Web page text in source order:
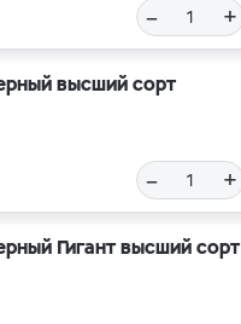
– +
высший сорт
– +
Гигант высший сорт